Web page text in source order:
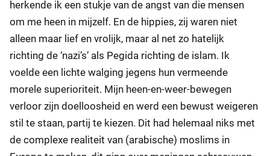
herkende ik een stukje van de angst van die mensen
om me heen in mijzelf. En de hippies, zij waren niet
alleen maar lief en vrolijk, maar al net zo hatelijk
richting de ‘nazi’s’ als Pegida richting de islam. Ik
voelde een lichte walging jegens hun vermeende
morele superioriteit. Mijn heen-en-weer-bewegen
verloor zijn doelloosheid en werd een bewust weigeren
stil te staan, partij te kiezen. Dit had helemaal niks met
de complexe realiteit van (arabische) moslims in